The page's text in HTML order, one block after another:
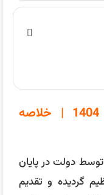
احکام مالیاتی قانون بودجه 1404 | خلاصه
دولت در پایان
گردیده و تقدیم